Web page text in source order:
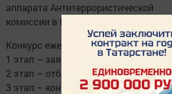
аппарата Антитеррористической
комиссии в РТ.
Конкурс ежегодно состоит из пяти
1 этап – заявочная кампания;
2 этап – отборочный этап;
3 этап – конкурсный этап;